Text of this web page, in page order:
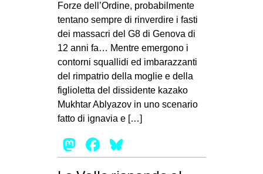
Forze dell’Ordine, probabilmente
tentano sempre di rinverdire i fasti
dei massacri del G8 di Genova di
12 anni fa… Mentre emergono i
contorni squallidi ed imbarazzanti
del rimpatrio della moglie e della
figlioletta del dissidente kazako
Mukhtar Ablyazov in uno scenario
fatto di ignavia e […]
Mastodon
Facebook